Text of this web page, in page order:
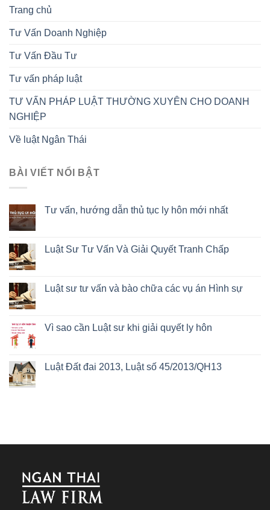
Trang chủ
Tư Vấn Doanh Nghiệp
Tư Vấn Đầu Tư
Tư vấn pháp luật
TƯ VẤN PHÁP LUẬT THƯỜNG XUYÊN CHO DOANH
NGHIỆP
Về luật Ngân Thái
BÀI VIẾT NỔI BẬT
Tư vấn, hướng dẫn thủ tục ly hôn mới nhất
Luật Sư Tư Vấn Và Giải Quyết Tranh Chấp
Luật sư tư vấn và bào chữa các vụ án Hình sự
Vì sao cần Luật sư khi giải quyết ly hôn
Luật Đất đai 2013, Luật số 45/2013/QH13